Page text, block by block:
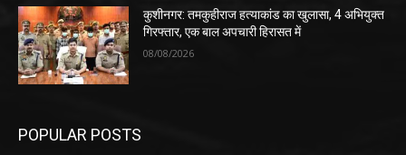
कुशीनगर: तमकुहीराज हत्याकांड का खुलासा, 4 अभियुक्त
गिरफ्तार, एक बाल अपचारी हिरासत में
08/08/2026
POPULAR POSTS